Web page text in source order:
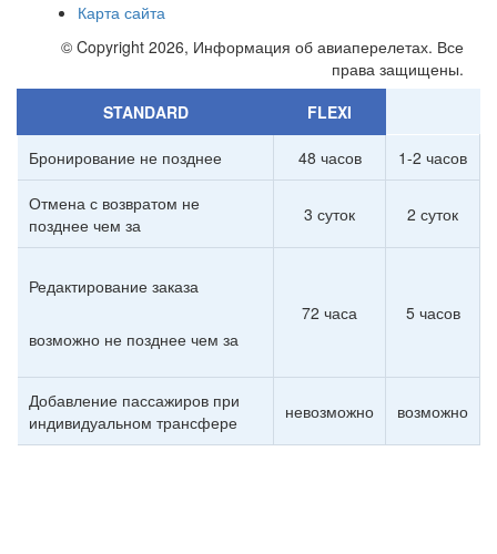
Карта сайта
© Copyright 2026, Информация об авиаперелетах. Все
права защищены.
STANDARD
FLEXI
Бронирование не позднее 48 часов 1-2 часов
Отмена с возвратом не
позднее чем за
3 суток 2 суток
Редактирование заказа
возможно не позднее чем за
72 часа 5 часов
Добавление пассажиров при
индивидуальном трансфере
невозможно возможно